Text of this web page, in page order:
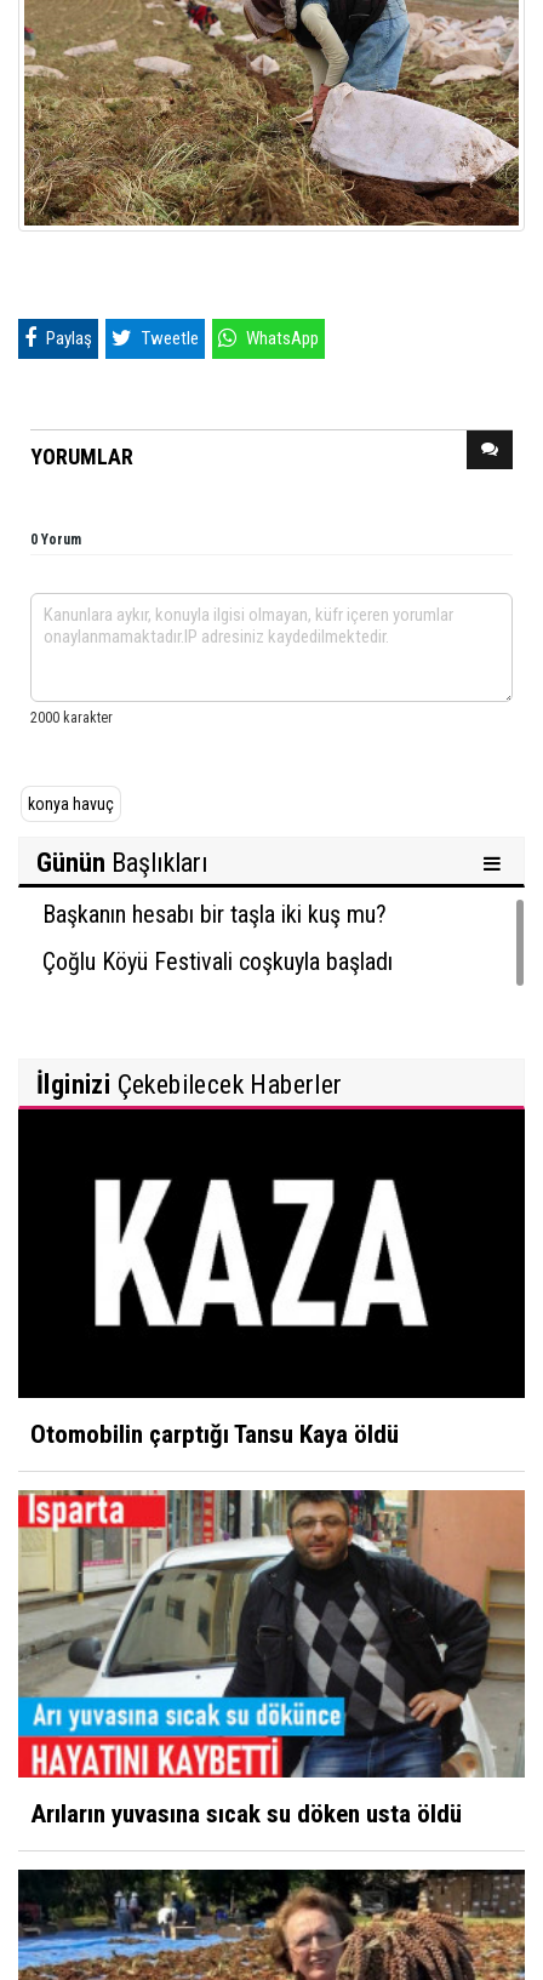
Paylaş Tweetle WhatsApp
YORUMLAR
0 Yorum
konya havuç
Günün Başlıkları
Başkanın hesabı bir taşla iki kuş mu?
Çoğlu Köyü Festivali coşkuyla başladı
İlginizi Çekebilecek Haberler
Otomobilin çarptığı Tansu Kaya öldü
Arıların yuvasına sıcak su döken usta öldü